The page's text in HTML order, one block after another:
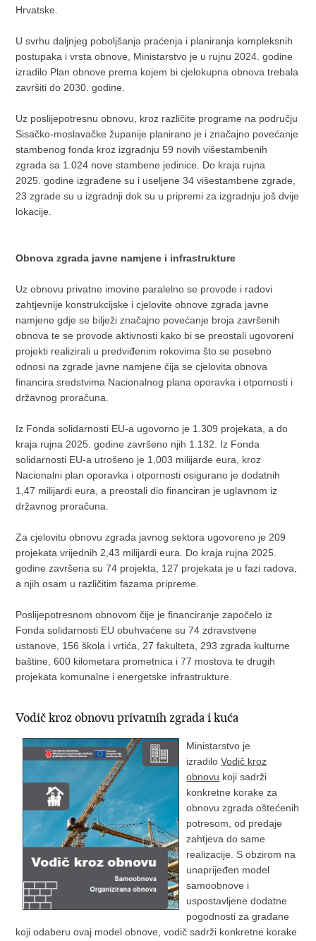
Hrvatske.
U svrhu daljnjeg poboljšanja praćenja i planiranja kompleksnih
postupaka i vrsta obnove, Ministarstvo je u rujnu 2024. godine
izradilo Plan obnove prema kojem bi cjelokupna obnova trebala
završiti do 2030. godine.
Uz poslijepotresnu obnovu, kroz različite programe na području
Sisačko-moslavačke županije planirano je i značajno povećanje
stambenog fonda kroz izgradnju 59 novih višestambenih
zgrada sa 1.024 nove stambene jedinice. Do kraja rujna
2025. godine izgrađene su i useljene 34 višestambene zgrade,
23 zgrade su u izgradnji dok su u pripremi za izgradnju još dvije
lokacije.
Obnova zgrada javne namjene i infrastrukture
Uz obnovu privatne imovine paralelno se provode i radovi
zahtjevnije konstrukcijske i cjelovite obnove zgrada javne
namjene gdje se bilježi značajno povećanje broja završenih
obnova te se provode aktivnosti kako bi se preostali ugovoreni
projekti realizirali u predviđenim rokovima što se posebno
odnosi na zgrade javne namjene čija se cjelovita obnova
financira sredstvima Nacionalnog plana oporavka i otpornosti i
državnog proračuna.
Iz Fonda solidarnosti EU-a ugovorno je 1.309 projekata, a do
kraja rujna 2025. godine završeno njih 1.132. Iz Fonda
solidarnosti EU-a utrošeno je 1,003 milijarde eura, kroz
Nacionalni plan oporavka i otpornosti osigurano je dodatnih
1,47 milijardi eura, a preostali dio financiran je uglavnom iz
državnog proračuna.
Za cjelovitu obnovu zgrada javnog sektora ugovoreno je 209
projekata vrijednih 2,43 milijardi eura. Do kraja rujna 2025.
godine završena su 74 projekta, 127 projekata je u fazi radova,
a njih osam u različitim fazama pripreme.
Poslijepotresnom obnovom čije je financiranje započelo iz
Fonda solidarnosti EU obuhvaćene su 74 zdravstvene
ustanove, 156 škola i vrtića, 27 fakulteta, 293 zgrada kulturne
baštine, 600 kilometara prometnica i 77 mostova te drugih
projekata komunalne i energetske infrastrukture.
Vodič kroz obnovu privatnih zgrada i kuća
Ministarstvo je
izradiloVodič kroz
obnovu koji sadrži
konkretne korake za
obnovu zgrada oštećenih
potresom, od predaje
zahtjeva do same
realizacije. S obzirom na
unaprijeđen model
samoobnove i
uspostavljene dodatne
pogodnosti za građane
koji odaberu ovaj model obnove, vodič sadrži konkretne korake